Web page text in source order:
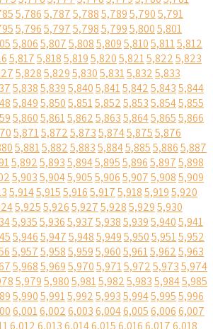
5,7865,7875,7885,7895,7905,791
5,7965,7975,7985,7995,8005,801
5,8065,8075,8085,8095,8105,8115,812
5,8175,8185,8195,8205,8215,8225,823
5,8285,8295,8305,8315,8325,833
5,8385,8395,8405,8415,8425,8435,844
5,8495,8505,8515,8525,8535,8545,855
5,8605,8615,8625,8635,8645,8655,866
5,8715,8725,8735,8745,8755,876
5,8815,8825,8835,8845,8855,8865,887
5,8925,8935,8945,8955,8965,8975,898
5,9035,9045,9055,9065,9075,9085,909
5,9145,9155,9165,9175,9185,9195,920
5,9255,9265,9275,9285,9295,930
5,9355,9365,9375,9385,9395,9405,941
5,9465,9475,9485,9495,9505,9515,952
5,9575,9585,9595,9605,9615,9625,963
5,9685,9695,9705,9715,9725,9735,974
5,9795,9805,9815,9825,9835,9845,985
5,9905,9915,9925,9935,9945,9955,996
6,0016,0026,0036,0046,0056,0066,007